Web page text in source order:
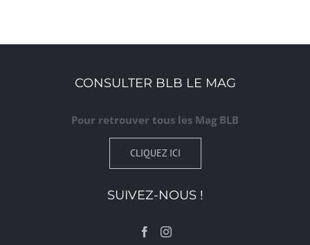
CONSULTER BLB LE MAG
Pour retrouver tous les Mag BLB
CLIQUEZ ICI
SUIVEZ-NOUS !